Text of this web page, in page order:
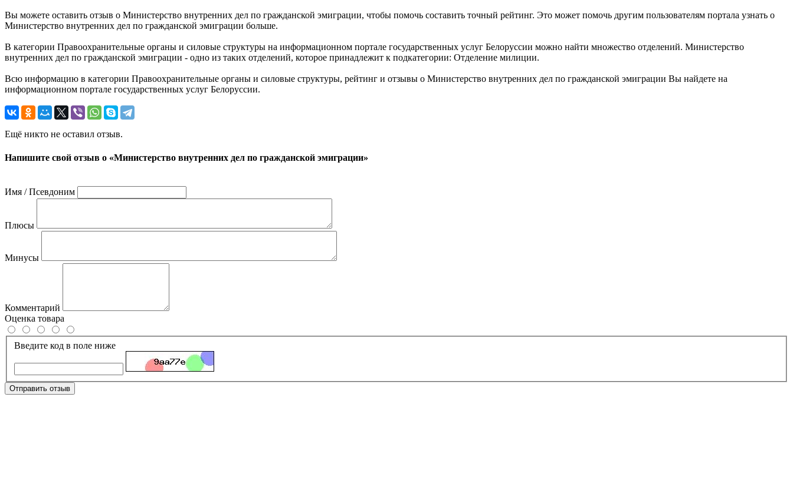
Вы можете оставить отзыв о Министерство внутренних дел по гражданской эмиграции, чтобы помочь составить точный рейтинг. Это может помочь другим пользователям портала узнать о
Министерство внутренних дел по гражданской эмиграции больше.
В категории Правоохранительные органы и силовые структуры на информационном портале государственных услуг Белоруссии можно найти множество отделений. Министерство
внутренних дел по гражданской эмиграции - одно из таких отделений, которое принадлежит к подкатегории: Отделение милиции.
Всю информацию в категории Правоохранительные органы и силовые структуры, рейтинг и отзывы о Министерство внутренних дел по гражданской эмиграции Вы найдете на
информационном портале государственных услуг Белоруссии.
Ещё никто не оставил отзыв.
Напишите свой отзыв о «Министерство внутренних дел по гражданской эмиграции»
Имя / Псевдоним
Плюсы
Минусы
Комментарий
Оценка товара
Введите код в поле ниже
Отправить отзыв